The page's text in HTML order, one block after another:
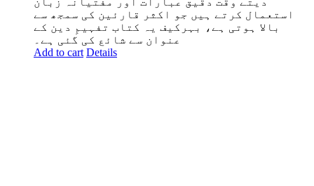
استعمال کرتے ہیں جو اکثر قارئین کی سمجھ سے
بالا ہوتی ہے، بہرکیف یہ کتاب تفہیمِ دین کے
ع نوان سے شائع کی گئی ہے۔
Add to cart Details